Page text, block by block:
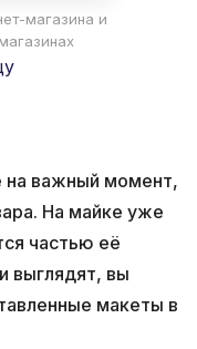
магазина и
на важный момент,
На майке уже
частью её
выглядят, вы
макеты в